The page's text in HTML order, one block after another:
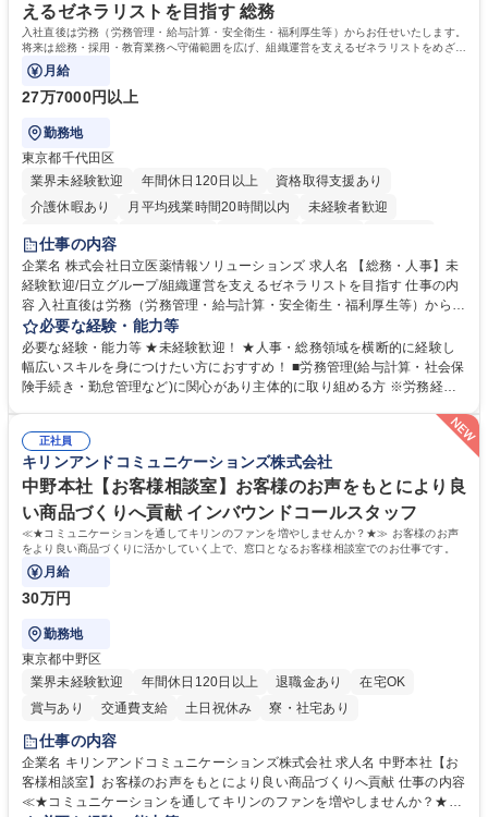
えるゼネラリストを目指す 総務
入社直後は労務（労務管理・給与計算・安全衛生・福利厚生等）からお任せいたします。
将来は総務・採用・教育業務へ守備範囲を広げ、組織運営を支えるゼネラリストをめざせ
ます。
月給
27万7000円以上
勤務地
東京都千代田区
業界未経験歓迎
年間休日120日以上
資格取得支援あり
介護休暇あり
月平均残業時間20時間以内
未経験者歓迎
住宅手当あり
育休あり
完全週休2日制 交通費支給 土日祝休み 寮・社宅あり
仕事の内容
企業名 株式会社日立医薬情報ソリューションズ 求人名 【総務・人事】未
経験歓迎/日立グループ/組織運営を支えるゼネラリストを目指す 仕事の内
容 入社直後は労務（労務管理・給与計算・安全衛生・福利厚生等）からお
任せいたします。将来は総務・採用・教育業務へ守備範囲を広げ、組織運
営を支えるゼネラリストをめざせます。 ・初期業務：労働時間管理、給与
計算、社会保険対応、福利厚生管理、安全衛生、健康経営推進等をお任せ
します。ご経験に応じて、休職者管理など、幅広く経験を積んでいただき
★メンバーがマンツーマンで丁寧に教えるため、ご経験が浅くても安心！
幅広く経験を積みたい意欲がある方に最適な環境です。 募集職種 【総
務・人事】未経験歓迎/日立グループ/組織運営を支えるゼネラリストを目
指す
必要な経験・能力等
必要な経験・能力等 ★未経験歓迎！ ★人事・総務領域を横断的に経験し
幅広いスキルを身につけたい方におすすめ！ ■労務管理(給与計算・社会保
険手続き・勤怠管理など)に関心があり主体的に取り組める方 ※労務経験
マネジメント職として活躍したい 【尚可】■人事、労務、採用、教育業務
のご経験 ■労務管理（給与計算・社会保険手続き・勤怠管理など）の経験
■衛生管理者の資格をお持ちの方 学歴・資格 学歴：大学院 大学 高専 短大
専修学校 高校 語学力： 資格：
正社員
キリンアンドコミュニケーションズ株式会社
中野本社【お客様相談室】お客様のお声をもとにより良
い商品づくりへ貢献 インバウンドコールスタッフ
≪★コミュニケーションを通してキリンのファンを増やしませんか？★≫ お客様のお声
をより良い商品づくりに活かしていく上で、窓口となるお客様相談室でのお仕事です。
月給
30万円
勤務地
東京都中野区
業界未経験歓迎
年間休日120日以上 退職金あり
在宅OK
賞与あり
交通費支給 土日祝休み 寮・社宅あり
仕事の内容
企業名 キリンアンドコミュニケーションズ株式会社 求人名 中野本社【お
客様相談室】お客様のお声をもとにより良い商品づくりへ貢献 仕事の内容
≪★コミュニケーションを通してキリンのファンを増やしませんか？★≫